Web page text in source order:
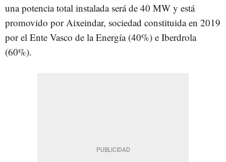
una potencia total instalada será de 40 MW y está
promovido por Aixeindar, sociedad constituida en 2019
por el Ente Vasco de la Energía (40%) e Iberdrola
(60%).